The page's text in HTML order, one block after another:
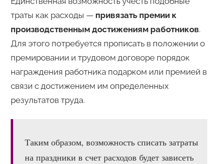
траты как расходы — привязать премии к
производственным достижениям работников.
Для этого потребуется прописать в положении о
премировании и трудовом договоре порядок
награждения работника подарком или премией в
связи с достижением им определенных
результатов труда.
Таким образом, возможность списать затраты
на праздники в счет расходов будет зависеть